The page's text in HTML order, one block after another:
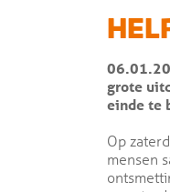
grote
einde te
Op
mensen